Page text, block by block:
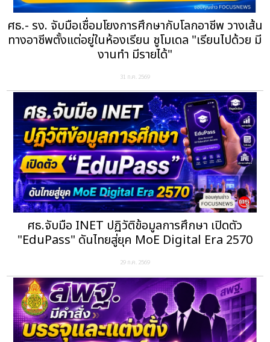
ศธ.- รง. จับมือเชื่อมโยงการศึกษากับโลกอาชีพ วางเส้น
ทางอาชีพตั้งแต่อยู่ในห้องเรียน ชูโมเดล "เรียนไปด้วย มี
งานทำ มีรายได้"
31 ก.ค. 2569
ศธ.จับมือ INET ปฏิวัติข้อมูลการศึกษา เปิดตัว
"EduPass" ดันไทยสู่ยุค MoE Digital Era 2570
29 ก.ค. 2569